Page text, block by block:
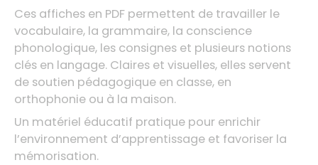
Ces affiches en PDF permettent de travailler le
vocabulaire, la grammaire, la conscience
phonologique, les consignes et plusieurs notions
clés en langage. Claires et visuelles, elles servent
de soutien pédagogique en classe, en
orthophonie ou à la maison.
Un matériel éducatif pratique pour enrichir
l’environnement d’apprentissage et favoriser la
mémorisation.